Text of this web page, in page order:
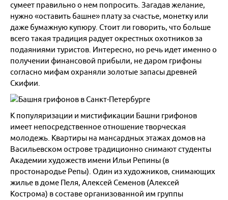
сумеет правильно о нем попросить. Загадав желание,
нужно «оставить башне» плату за счастье, монетку или
даже бумажную купюру. Стоит ли говорить, что больше
всего такая традиция радует окрестных охотников за
подаяниями туристов. Интересно, но речь идет именно о
получении финансовой прибыли, не даром грифоны
согласно мифам охраняли золотые запасы древней
Скифии.
К популяризации и мистификации Башни грифонов
имеет непосредственное отношение творческая
молодежь. Квартиры на мансардных этажах домов на
Васильевском острове традиционно снимают студенты
Академии художеств имени Ильи Репины (в
простонародье Репы). Один из художников, снимающих
жилье в доме Пеля, Алексей Семенов (Алексей
Кострома) в составе организованной им группы
Только проживание
Только доставку
Активный/экскурсионный тур